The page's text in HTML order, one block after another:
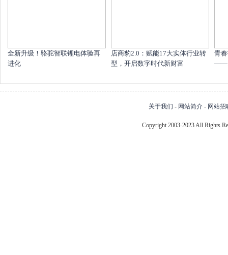
全新升级！骆驼智联锂电体验再
进化
店商豹2.0：赋能17大实体行业转
型，开启数字时代新财富
青
——
关于我们 - 网站简介 - 网站招
Copyright 2003-2023 All Rights